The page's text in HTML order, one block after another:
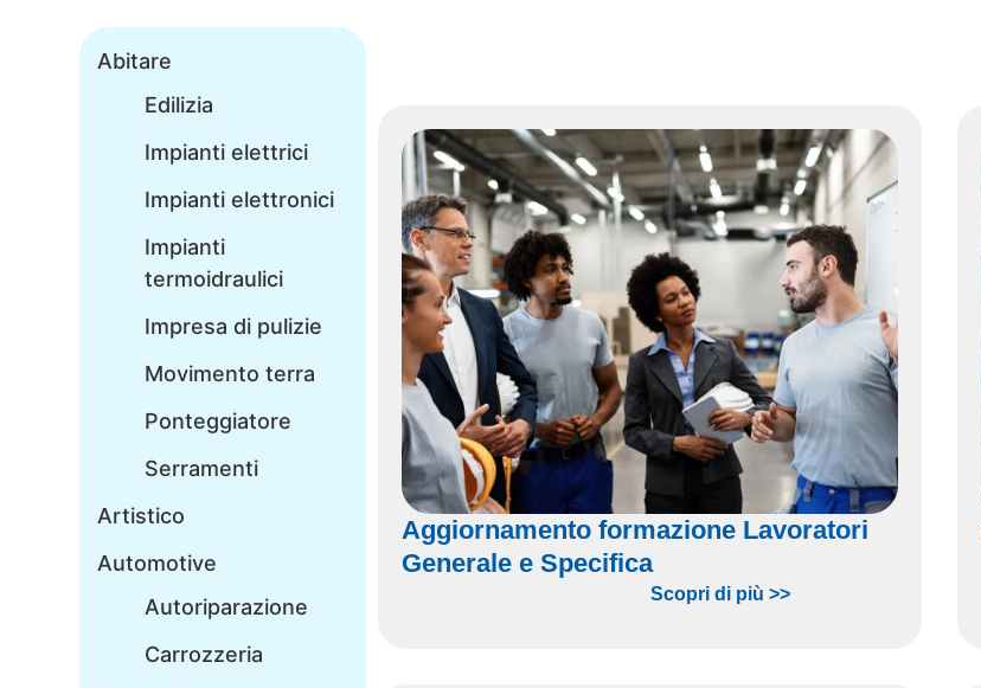
Abitare
Edilizia
Impianti elettrici
Impianti elettronici
Impianti
termoidraulici
Impresa di pulizie
Movimento terra
Ponteggiatore
Serramenti
Artistico
Automotive
Autoriparazione
Carrozzeria
Aggiornamento formazione Lavoratori
Generale e Specifica
Scopri di più >>